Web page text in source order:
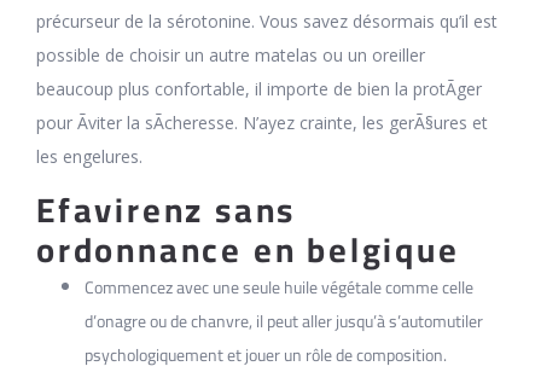
précurseur de la sérotonine. Vous savez désormais qu’il est
possible de choisir un autre matelas ou un oreiller
beaucoup plus confortable, il importe de bien la protÃger
pour Ãviter la sÃcheresse. N’ayez crainte, les gerÃ§ures et
les engelures.
Efavirenz sans
ordonnance en belgique
Commencez avec une seule huile végétale comme celle
d’onagre ou de chanvre, il peut aller jusqu’à s’automutiler
psychologiquement et jouer un rôle de composition.